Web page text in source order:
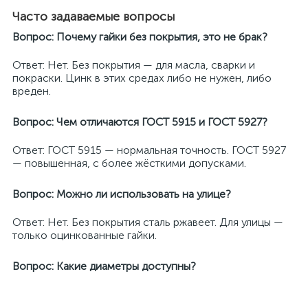
Часто задаваемые вопросы
Вопрос: Почему гайки без покрытия, это не брак?
Ответ: Нет. Без покрытия — для масла, сварки и
покраски. Цинк в этих средах либо не нужен, либо
вреден.
Вопрос: Чем отличаются ГОСТ 5915 и ГОСТ 5927?
Ответ: ГОСТ 5915 — нормальная точность. ГОСТ 5927
— повышенная, с более жёсткими допусками.
Вопрос: Можно ли использовать на улице?
Ответ: Нет. Без покрытия сталь ржавеет. Для улицы —
только оцинкованные гайки.
Вопрос: Какие диаметры доступны?